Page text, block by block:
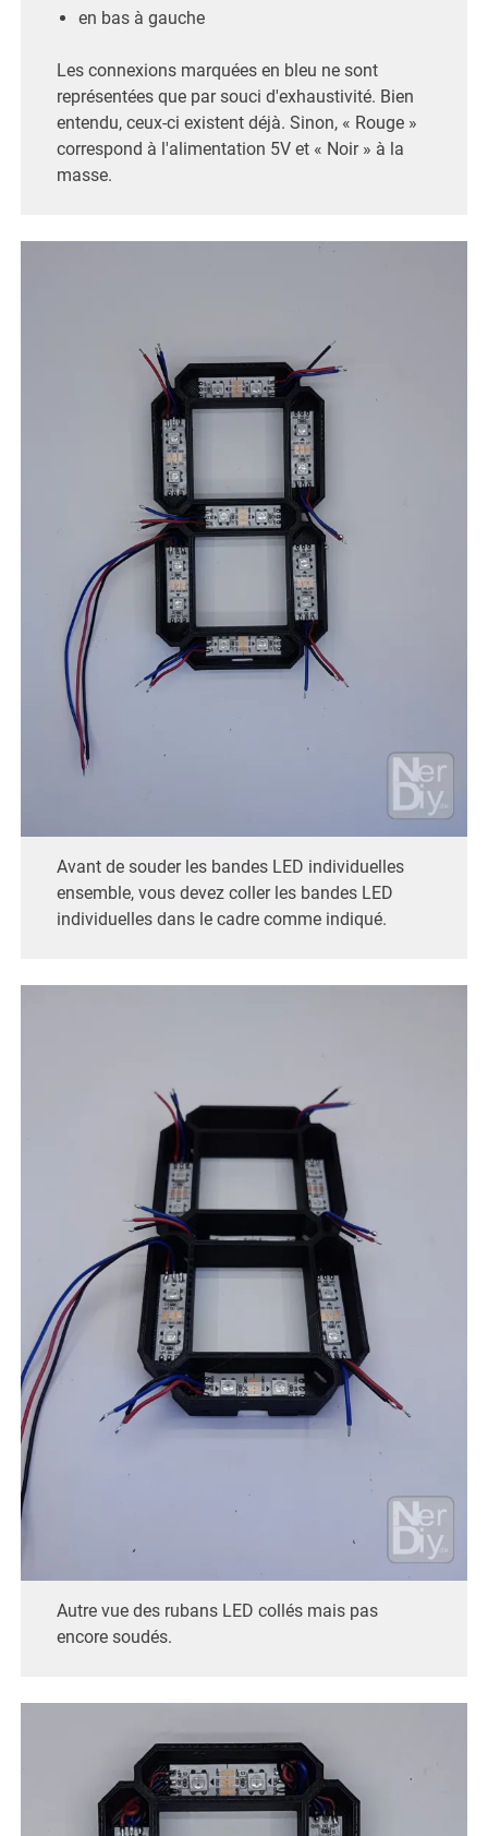
en bas à gauche
Les connexions marquées en bleu ne sont
représentées que par souci d'exhaustivité. Bien
entendu, ceux-ci existent déjà. Sinon, « Rouge »
correspond à l'alimentation 5V et « Noir » à la
masse.
Avant de souder les bandes LED individuelles
ensemble, vous devez coller les bandes LED
individuelles dans le cadre comme indiqué.
Autre vue des rubans LED collés mais pas
encore soudés.